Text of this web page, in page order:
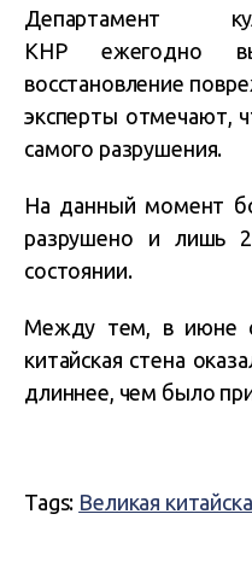
Департамент
КНР ежегодно
восстановление
эксперты отмечают,
самого разрушения.
На данный момент
разрушено и лишь
состоянии.
Между тем, в июне
китайская стена
длиннее, чем было
Tags: Великая